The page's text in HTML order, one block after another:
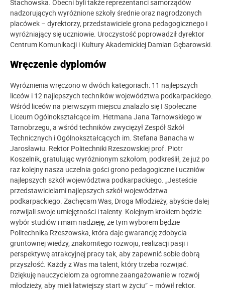
Stachowska. Obecni byli także reprezentanci samorządów
nadzorujących wyróżnione szkoły średnie oraz nagrodzonych
placówek – dyrektorzy, przedstawiciele grona pedagogicznego i
wyróżniający się uczniowie. Uroczystość poprowadził dyrektor
Centrum Komunikacji i Kultury Akademickiej Damian Gębarowski.
Wręczenie dyplomów
Wyróżnienia wręczono w dwóch kategoriach: 11 najlepszych
liceów i 12 najlepszych techników województwa podkarpackiego.
Wśród liceów na pierwszym miejscu znalazło się I Społeczne
Liceum Ogólnokształcące im. Hetmana Jana Tarnowskiego w
Tarnobrzegu, a wśród techników zwyciężył Zespół Szkół
Technicznych i Ogólnokształcących im. Stefana Banacha w
Jarosławiu. Rektor Politechniki Rzeszowskiej prof. Piotr
Koszelnik, gratulując wyróżnionym szkołom, podkreślił, że już po
raz kolejny nasza uczelnia gości grono pedagogiczne i uczniów
najlepszych szkół województwa podkarpackiego. „Jesteście
przedstawicielami najlepszych szkół województwa
podkarpackiego. Zachęcam Was, Droga Młodzieży, abyście dalej
rozwijali swoje umiejętności i talenty. Kolejnym krokiem będzie
wybór studiów i mam nadzieję, że tym wyborem będzie
Politechnika Rzeszowska, która daje gwarancję zdobycia
gruntownej wiedzy, znakomitego rozwoju, realizacji pasji i
perspektywę atrakcyjnej pracy tak, aby zapewnić sobie dobrą
przyszłość. Każdy z Was ma talent, który trzeba rozwijać.
Dziękuję nauczycielom za ogromne zaangażowanie w rozwój
młodzieży, aby mieli łatwiejszy start w życiu” – mówił rektor.